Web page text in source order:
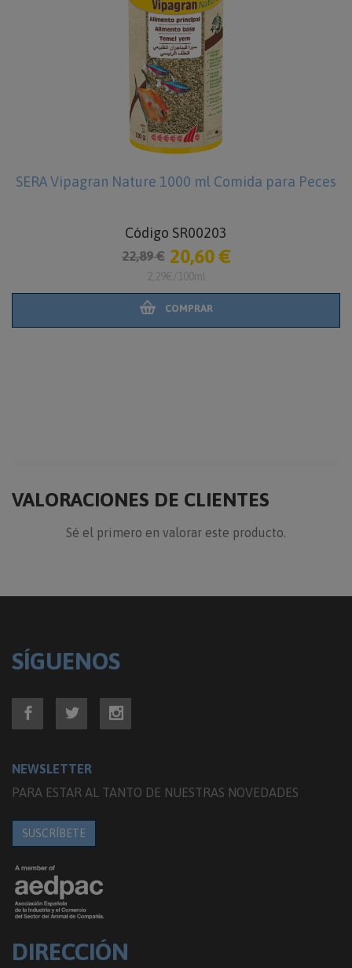
SERA Vipagran Nature 1000 ml Comida para Peces
Código SR00203
22,89 € 20,60 €
2,29€/100ml
COMPRAR
VALORACIONES DE CLIENTES
Sé el primero en valorar este producto.
SÍGUENOS
NEWSLETTER
PARA ESTAR AL TANTO DE NUESTRAS NOVEDADES
SUSCRÍBETE
DIRECCIÓN